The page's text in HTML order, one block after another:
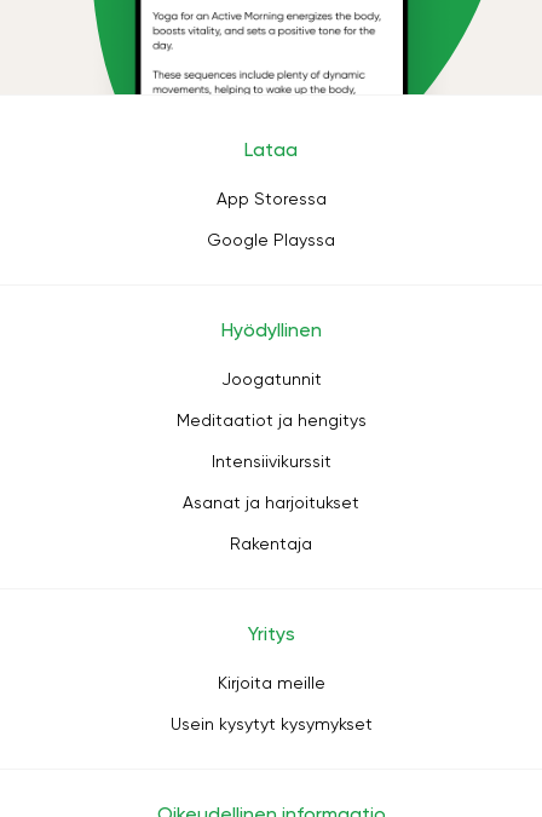
Lataa
App Storessa
Google Playssa
Hyödyllinen
Joogatunnit
Meditaatiot ja hengitys
Intensiivikurssit
Asanat ja harjoitukset
Rakentaja
Yritys
Kirjoita meille
Usein kysytyt kysymykset